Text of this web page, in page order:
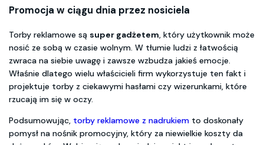
Promocja w ciągu dnia przez nosiciela
Torby reklamowe są super gadżetem, który użytkownik może
nosić ze sobą w czasie wolnym. W tłumie ludzi z łatwością
zwraca na siebie uwagę i zawsze wzbudza jakieś emocje.
Właśnie dlatego wielu właścicieli firm wykorzystuje ten fakt i
projektuje torby z ciekawymi hasłami czy wizerunkami, które
rzucają im się w oczy.
Podsumowując, torby reklamowe z nadrukiem to doskonały
pomysł na nośnik promocyjny, który za niewielkie koszty da